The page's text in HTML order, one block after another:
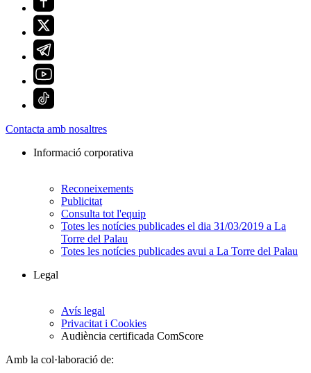
Contacta amb nosaltres
Informació corporativa
Reconeixements
Publicitat
Consulta tot l'equip
Totes les notícies publicades el dia 31/03/2019 a La
Torre del Palau
Totes les notícies publicades avui a La Torre del Palau
Legal
Avís legal
Privacitat i Cookies
Audiència certificada ComScore
Amb la col·laboració de: